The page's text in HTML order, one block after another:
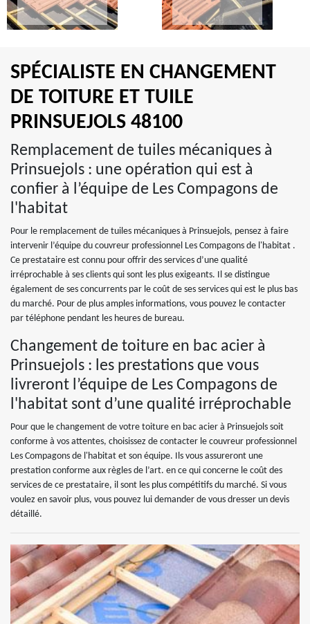
SPÉCIALISTE EN CHANGEMENT
DE TOITURE ET TUILE
PRINSUEJOLS 48100
Remplacement de tuiles mécaniques à
Prinsuejols : une opération qui est à
confier à l’équipe de Les Compagons de
l'habitat
Pour le remplacement de tuiles mécaniques à Prinsuejols, pensez à faire
intervenir l’équipe du couvreur professionnel Les Compagons de l'habitat .
Ce prestataire est connu pour offrir des services d’une qualité
irréprochable à ses clients qui sont les plus exigeants. Il se distingue
également de ses concurrents par le coût de ses services qui est le plus bas
du marché. Pour de plus amples informations, vous pouvez le contacter
par téléphone pendant les heures de bureau.
Changement de toiture en bac acier à
Prinsuejols : les prestations que vous
livreront l’équipe de Les Compagons de
l'habitat sont d’une qualité irréprochable
Pour que le changement de votre toiture en bac acier à Prinsuejols soit
conforme à vos attentes, choisissez de contacter le couvreur professionnel
Les Compagons de l'habitat et son équipe. Ils vous assureront une
prestation conforme aux règles de l’art. en ce qui concerne le coût des
services de ce prestataire, il sont les plus compétitifs du marché. Si vous
voulez en savoir plus, vous pouvez lui demander de vous dresser un devis
détaillé.